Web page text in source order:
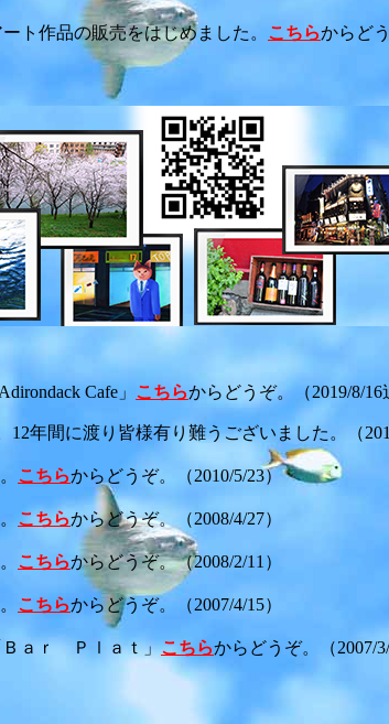
ト作品の販売をはじめました。 こちらからどう
Cafe」 こちらからどうぞ。（2019/8/16
12年間に渡り皆様有り難うございました。（
こちらからどうぞ。（2010/5/23）
こちらからどうぞ。（2008/4/27）
こちらからどうぞ。（2008/2/11）
こちらからどうぞ。（2007/4/15）
Ｂａｒ Ｐｌａｔ」こちらからどうぞ。（2007/